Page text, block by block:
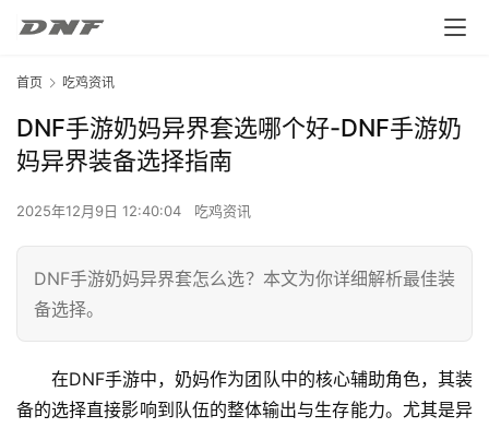
首页 吃鸡资讯
DNF手游奶妈异界套选哪个好-DNF手游奶
妈异界装备选择指南
2025年12月9日 12:40:04 吃鸡资讯
DNF手游奶妈异界套怎么选？本文为你详细解析最佳装
备选择。
在DNF手游中，奶妈作为团队中的核心辅助角色，其装
备的选择直接影响到队伍的整体输出与生存能力。尤其是异